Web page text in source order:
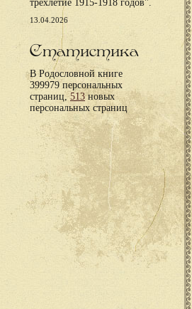
трехлетие 1915-1918 годов".
13.04.2026
Статистика
В Родословной книге
399979 персональных
страниц,513новых
персональных страниц